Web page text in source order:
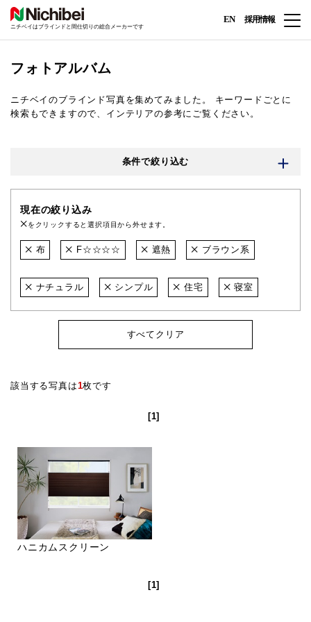
ニチベイはブラインドと間仕切りの総合メーカーです
EN 採用情報
フォトアルバム
ニチベイのブラインド写真を集めてみました。
キーワードごとに
検索もできますので、インテリアの参考にご覧ください。
条件で絞り込む
現在の絞り込み
をクリックすると選択項目から外せます。
布 F☆☆☆☆ 遮熱 ブラウン系
ナチュラル シンプル 住宅 寝室
すべてクリア
該当する写真は1枚です
[1]
ハニカムスクリーン
[1]